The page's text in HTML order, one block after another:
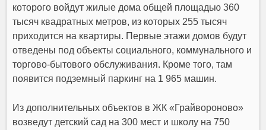
которого войдут жилые дома общей площадью 360
тысяч квадратных метров, из которых 255 тысяч
приходится на квартиры. Первые этажи домов будут
отведены под объекты социального, коммунального и
торгово-бытового обслуживания. Кроме того, там
появится подземный паркинг на 1 965 машин.
Из дополнительных объектов в ЖК «Грайвороново»
возведут детский сад на 300 мест и школу на 750